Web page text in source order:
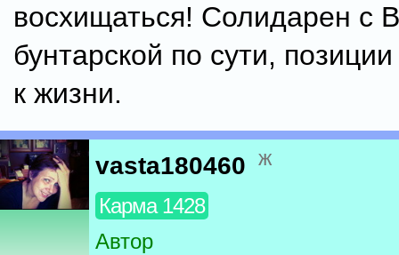
восхищаться! Солидарен с
бунтарской по сути,
к жизни.
vasta180460 ж
Карма 1428
Автор